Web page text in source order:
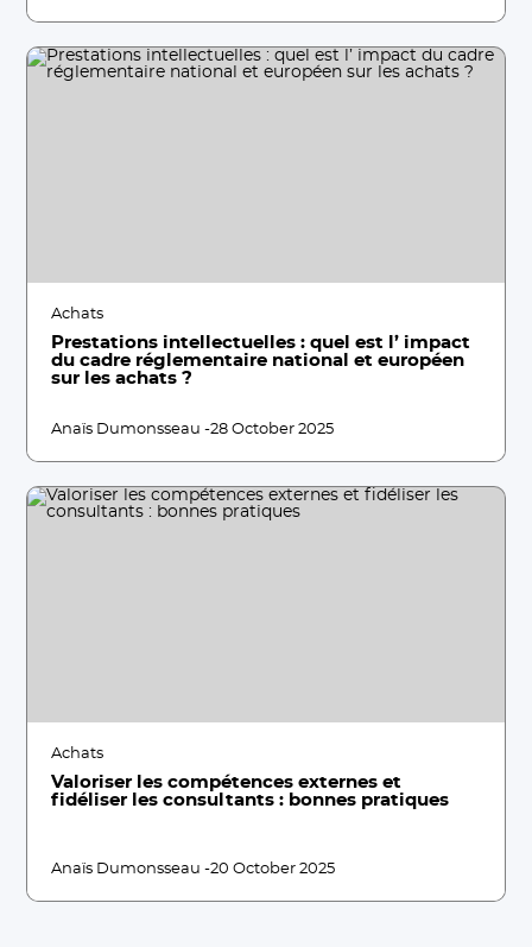
Achats
Prestations intellectuelles : quel est l’ impact
du cadre réglementaire national et européen
sur les achats ?
Anaïs Dumonsseau -28 October 2025
Achats
Valoriser les compétences externes et
fidéliser les consultants : bonnes pratiques
Anaïs Dumonsseau -20 October 2025